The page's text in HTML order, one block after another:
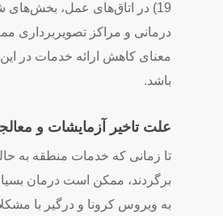
19) در اتاق‌های عمل، بخش‌های
درمانی و مراکز تصویربرداری
معنای کاهش ارائه خدمات در
باشد.
علت تاخیر آزمایشات و
تا زمانی که خدمات منطقه به
برگردند، ممکن است درمان
به ویروس کرونا و درگیر با